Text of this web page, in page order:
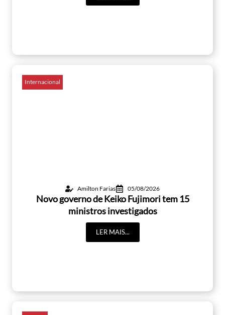
Internacional
Amilton Farias 05/08/2026
Novo governo de Keiko Fujimori tem 15
ministros investigados
LER MAIS...